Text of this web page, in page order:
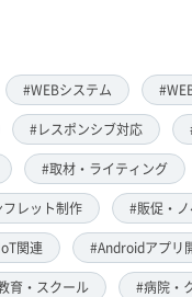
#WEBシステム
#レスポンシブ対応
#取材・ライティング
レット制作 #販促・
関連 #Androidアプリ
育・スクール #病院・